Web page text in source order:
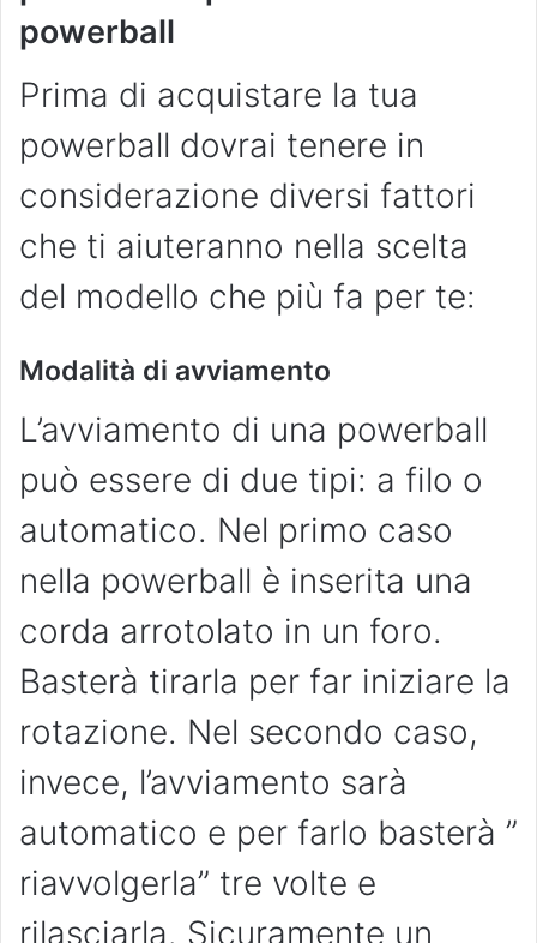
powerball
Prima di acquistare la tua
powerball dovrai tenere in
considerazione diversi fattori
che ti aiuteranno nella scelta
del modello che più fa per te:
Modalità di avviamento
L’avviamento di una powerball
può essere di due tipi: a filo o
automatico. Nel primo caso
nella powerball è inserita una
corda arrotolato in un foro.
Basterà tirarla per far iniziare la
rotazione. Nel secondo caso,
invece, l’avviamento sarà
automatico e per farlo basterà ”
riavvolgerla” tre volte e
rilasciarla. Sicuramente un